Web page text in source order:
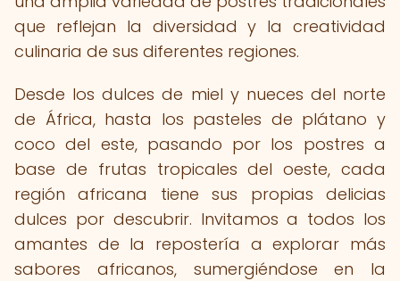
que reflejan la diversidad y la creatividad
culinaria de sus diferentes regiones.
Desde los dulces de miel y nueces del norte
de África, hasta los pasteles de plátano y
coco del este, pasando por los postres a
base de frutas tropicales del oeste, cada
región africana tiene sus propias delicias
dulces por descubrir. Invitamos a todos los
amantes de la repostería a explorar más
sabores africanos, sumergiéndose en la